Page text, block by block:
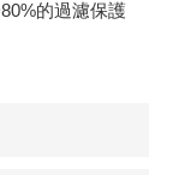
的過濾保護